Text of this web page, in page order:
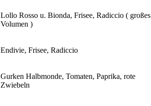
Lollo Rosso u. Bionda, Frisee, Radiccio ( großes
Volumen )
Endivie, Frisee, Radiccio
Gurken Halbmonde, Tomaten, Paprika, rote
Zwiebeln